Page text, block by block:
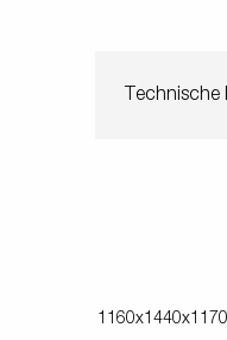
Technische